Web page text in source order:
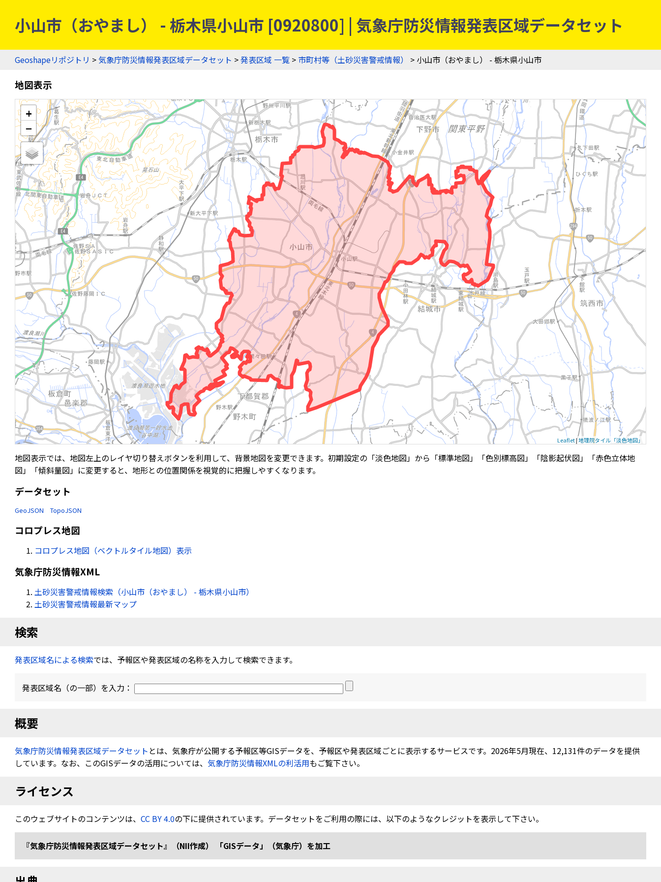
小山市（おやまし） - 栃木県小山市 [0920800] | 気象庁防災情報発表区域データセット
Geoshapeリポジトリ >気象庁防災情報発表区域データセット >発表区域 一覧 > 市町村等（土砂災害警戒情報） > 小山市（おやまし） - 栃木県小山市
地図表示
+
−
Leaflet|地理院タイル「淡色地図」
地図表示では、地図左上のレイヤ切り替えボタンを利用して、背景地図を変更できます。初期設定の「淡色地図」から「標準地図」「色別標高図」「陰影起伏図」「赤色立体地
図」「傾斜量図」に変更すると、地形との位置関係を視覚的に把握しやすくなります。
データセット
GeoJSON TopoJSON
コロプレス地図
コロプレス地図（ベクトルタイル地図）表示
気象庁防災情報XML
土砂災害警戒情報検索（小山市（おやまし） - 栃木県小山市）
土砂災害警戒情報最新マップ
検索
発表区域名による検索では、予報区や発表区域の名称を入力して検索できます。
発表区域名（の一部）を入力：
概要
気象庁防災情報発表区域データセット とは、気象疔が公開する予報区等GISデータを、予報区や発表区域ごとに表示するサービスです。2026年5月現在、12,131件のデータを提供
しています。なお、このGISデータの活用については、 気象庁防災情報XMLの利活用もご覧下さい。
ライセンス
このウェブサイトのコンテンツは、 CC BY 4.0の下に提供されています。データセットをご利用の際には、以下のようなクレジットを表示して下さい。
『気象庁防災情報発表区域データセット』（NII作成） 「GISデータ」（気象庁）を加工